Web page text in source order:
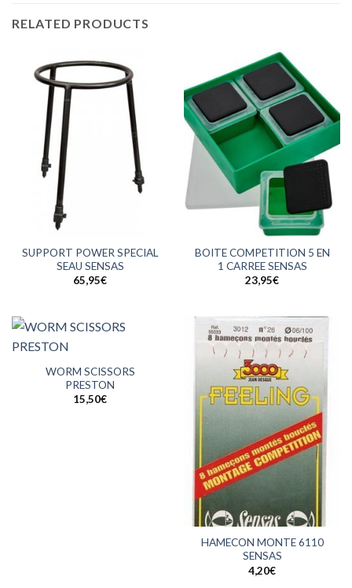
RELATED PRODUCTS
SUPPORT POWER SPECIAL
SEAU SENSAS
65,95€
BOITE COMPETITION 5 EN
1 CARREE SENSAS
23,95€
WORM SCISSORS
PRESTON
15,50€
HAMECON MONTE 6110
SENSAS
4,20€